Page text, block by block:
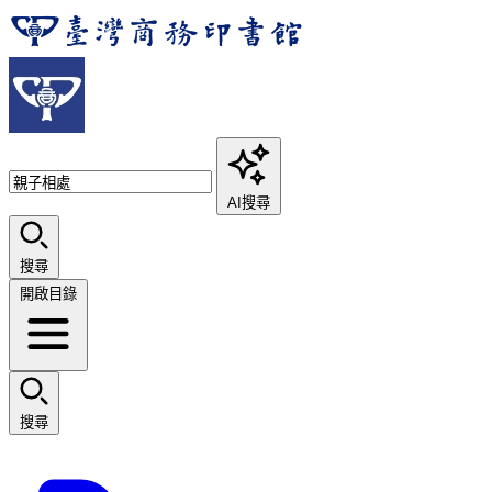
AI搜尋
搜尋
開啟目錄
搜尋